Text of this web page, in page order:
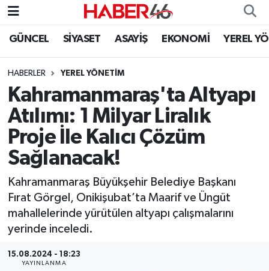
GÜNCEL SİYASET ASAYİŞ EKONOMİ YEREL
HABERLER YEREL YÖNETİM
Kahramanmaraş'ta Altyapı
Atılımı: 1 Milyar Liralık
Proje İle Kalıcı Çözüm
Sağlanacak!
Kahramanmaraş Büyükşehir Belediye Başkanı
Fırat Görgel, Onikişubat’ta Maarif ve Üngüt
mahallelerinde yürütülen altyapı çalışmalarını
yerinde inceledi.
15.08.2024 - 18:23
YAYINLANMA
GÜNCEL
SİYASET
EKONOMİ
SPOR
YAŞAM
TEKNOLOJİ
SAĞLIK
EĞİTİM
Nöbetçi Eczaneler
Hava Durumu
Kahramanmaraş Namaz Vakitleri
Trafik Durumu
Süper Lig Puan Durumu ve Fikstür
Tüm Manşetler
Son Dakika Haberleri
Haber Arşivi